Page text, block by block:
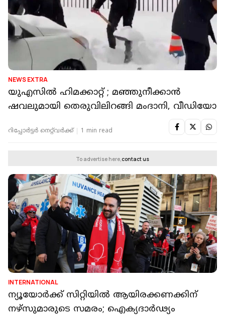
NEWS EXTRA
യുഎസിൽ ഹിമക്കാറ്റ് ; മഞ്ഞുനീക്കാൻ
ഷവലുമായി തെരുവിലിറങ്ങി മംദാനി, വീഡിയോ
റിപ്പോർട്ടർ നെറ്റ്‌വര്‍ക്ക്‌ 1 min read
To advertise here,contact us
INTERNATIONAL
ന്യൂയോർക്ക് സിറ്റിയിൽ ആയിരക്കണക്കിന്
നഴ്സുമാരുടെ സമരം; ഐക്യദാർഢ്യം